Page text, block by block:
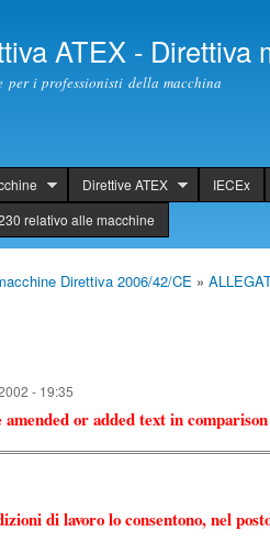
ATEX - Direttiva
per i professionisti della macchina
Direttive ATEX
IECEx
relativo alle macchine
Direttiva 2006/42/CE »
- 19:35
or added text in
di lavoro lo consentono, nel